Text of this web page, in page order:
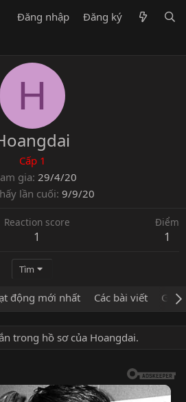
Đăng nhập Đăng ký
H
Cấp 1
gia 29/4/20
lần cuối 9/9/20
Reaction score
1
Điểm
1
Tìm
động mới nhất Các bài viết Giới
trong hồ sơ của Hoangdai.